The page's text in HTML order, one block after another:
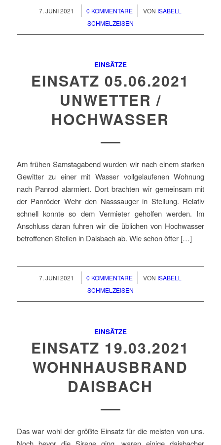
7. JUNI 2021
/ 0 KOMMENTARE
/ VON ISABELL
SCHMELZEISEN
EINSÄTZE
EINSATZ 05.06.2021
UNWETTER /
HOCHWASSER
Am frühen Samstagabend wurden wir nach einem starken
Gewitter zu einer mit Wasser vollgelaufenen Wohnung
nach Panrod alarmiert. Dort brachten wir gemeinsam mit
der Panröder Wehr den Nasssauger in Stellung. Relativ
schnell konnte so dem Vermieter geholfen werden. Im
Anschluss daran fuhren wir die üblichen von Hochwasser
betroffenen Stellen in Daisbach ab. Wie schon öfter […]
7. JUNI 2021
/ 0 KOMMENTARE
/ VON ISABELL
SCHMELZEISEN
EINSÄTZE
EINSATZ 19.03.2021
WOHNHAUSBRAND
DAISBACH
Das war wohl der größte Einsatz für die meisten von uns.